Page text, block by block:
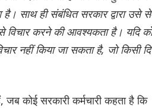
साथ ही संबंधित सरकार द्वारा उसे
करने की आवश्यकता है। यदि
नहीं किया जा सकता है, जो किसी
कोई सरकारी कर्मचारी कहता है कि